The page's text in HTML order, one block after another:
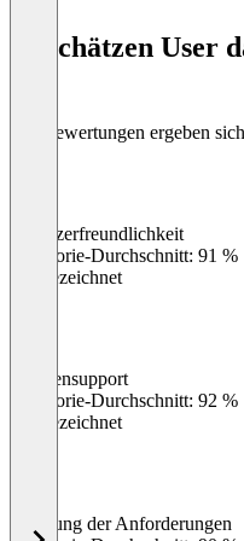
So schätzen User
Die Bewertungen ergeben
Benutzerfreundlichkeit
Kategorie-Durchschnitt: 91 %
Ausgezeichnet
Kundensupport
Kategorie-Durchschnitt: 92 %
Ausgezeichnet
%
Erfüllung der Anforderungen